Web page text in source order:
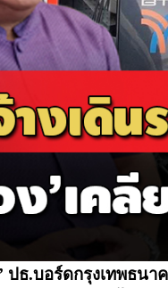
’ ปธ.บอร์ดกรุงเทพธ